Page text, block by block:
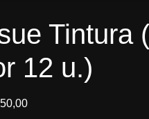
Tintura
12 u.)